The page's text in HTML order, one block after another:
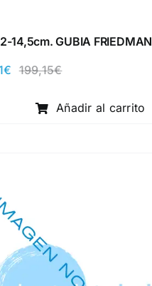
14,5cm. GUBIA FRIEDMAN
199,15€El
original
era:
€
El
actual
es:
Añadir al carrito